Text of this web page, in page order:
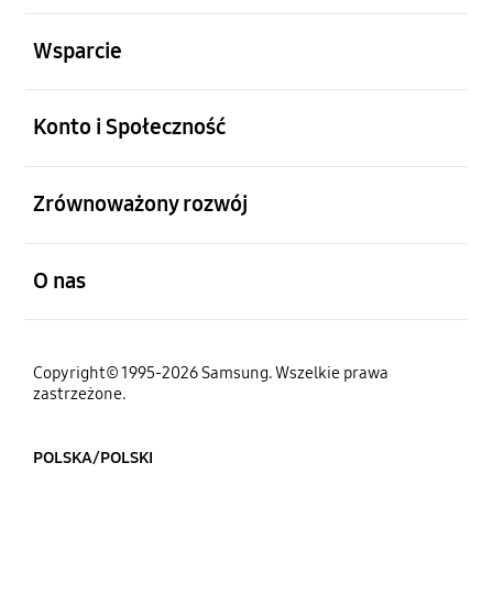
Wsparcie
Konto i Społeczność
Zrównoważony rozwój
O nas
Copyright© 1995-2026 Samsung. Wszelkie prawa
zastrzeżone.
POLSKA/POLSKI